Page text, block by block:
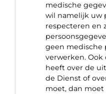
medische
wil namelijk uw
respecteren en
geen medische
verwerken. Ook
heeft over de
de Dienst of
moet, dan